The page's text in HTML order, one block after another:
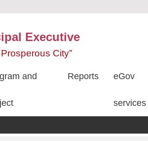
Executive
City”
and Reports eGov
services